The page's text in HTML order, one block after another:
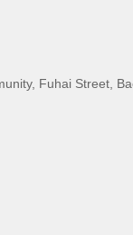
Fuhai Street,